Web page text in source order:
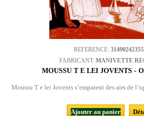
REFERENCE:
FABRICANT: MANIVETTE
MOUSSU T E LEI JOVENTS -
Moussu T e lei Jovents s’emparent des airs de
Ajouter au panier